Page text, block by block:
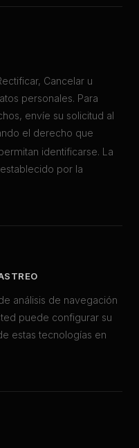
Cancelar u
personales. Para
envíe su solicitud al
el derecho que
identificarse. La
por la
análisis de navegación
puede configurar su
estas tecnologías en